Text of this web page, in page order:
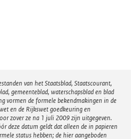
van het Staatsblad, Staatscourant,
gemeenteblad, waterschapsblad en blad
vormen de formele bekendmakingen in de
en de Rijkswet goedkeuring en
zover ze na 1 juli 2009 zijn uitgegeven.
deze datum geldt dat alleen de in papieren
status hebben; de hier aangeboden